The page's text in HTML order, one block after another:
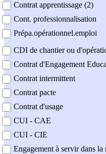
Contrat apprentissage (2)
Cont. professionnalisation
Prépa.opérationnel.emploi
CDI de chantier ou
Contrat d'Engagement
Contrat intermittent
Contrat pacte
Contrat d'usage
CUI - CAE
CUI - CIE
Engagement à servir dans la